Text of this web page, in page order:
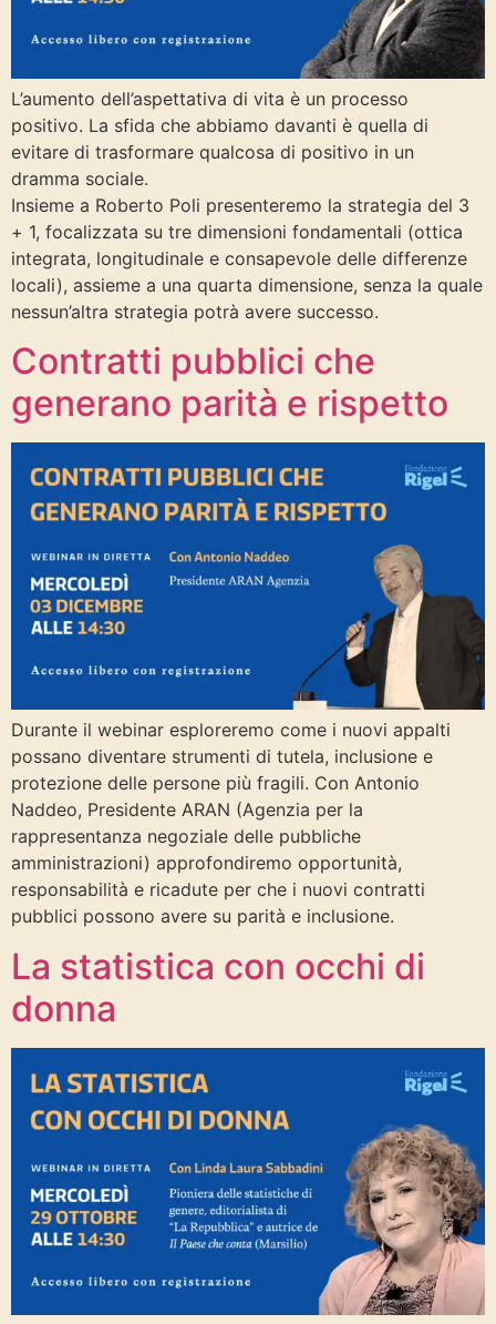
L’aumento dell’aspettativa di vita è un processo
positivo. La sfida che abbiamo davanti è quella di
evitare di trasformare qualcosa di positivo in un
dramma sociale.
Insieme a Roberto Poli presenteremo la strategia del 3
+ 1, focalizzata su tre dimensioni fondamentali (ottica
integrata, longitudinale e consapevole delle differenze
locali), assieme a una quarta dimensione, senza la quale
nessun’altra strategia potrà avere successo.
Contratti pubblici che
generano parità e rispetto
Durante il webinar esploreremo come i nuovi appalti
possano diventare strumenti di tutela, inclusione e
protezione delle persone più fragili. Con Antonio
Naddeo, Presidente ARAN (Agenzia per la
rappresentanza negoziale delle pubbliche
amministrazioni) approfondiremo opportunità,
responsabilità e ricadute per che i nuovi contratti
pubblici possono avere su parità e inclusione.
La statistica con occhi di
donna